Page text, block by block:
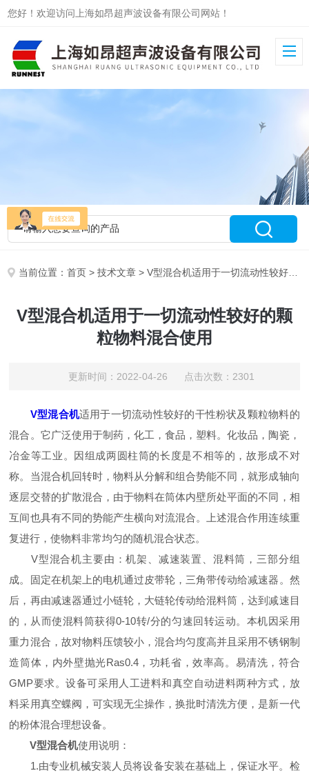
您好！欢迎访问上海如昂超声波设备有限公司网站！
当前位置：首页 >技术文章 > V型混合机适用于一切流动性较好的颗粒物料混合使用
V型混合机适用于一切流动性较好的颗
粒物料混合使用
更新时间：2022-04-26 点击次数：2301
V型混合机适用于一切流动性较好的干性粉状及颗粒物料的
混合。它广泛使用于制药，化工，食品，塑料。化妆品，陶瓷，
冶金等工业。因组成两圆柱筒的长度是不相等的，故形成不对
称。当混合机回转时，物料从分解和组合势能不同，就形成轴向
逐层交替的扩散混合，由于物料在筒体内壁所处平面的不同，相
互间也具有不同的势能产生横向对流混合。上述混合作用连续重
复进行，使物料非常均匀的随机混合状态。
V型混合机主要由：机架、减速装置、混料筒，三部分组
成。固定在机架上的电机通过皮带轮，三角带传动给减速器。然
后，再由减速器通过小链轮，大链轮传动给混料筒，达到减速目
的，从而使混料筒获得0-10转/分的匀速回转运动。本机因采用
重力混合，故对物料压馈较小，混合均匀度高并且采用不锈钢制
造筒体，内外壁抛光Ras0.4，功耗省，效率高。易清洗，符合
GMP要求。设备可采用人工进料和真空自动进料两种方式，放
料采用真空蝶阀，可实现无尘操作，换批时清洗方便，是新一代
的粉体混合理想设备。
V型混合机使用说明：
1.由专业机械安装人员将设备安装在基础上，保证水平。检